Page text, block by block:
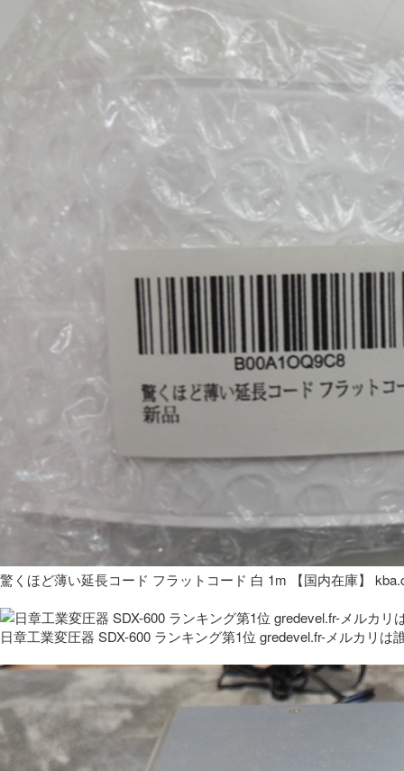
驚くほど薄い延長コード フラットコード 白 1m 【国内在庫】
日章工業変圧器 SDX-600 ランキング第1位 gredevel.fr-メルカリは